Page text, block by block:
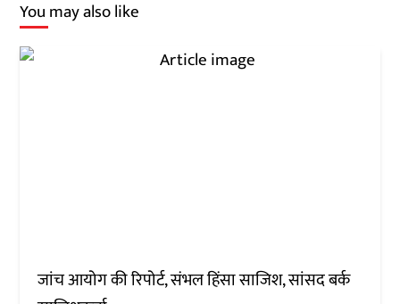
You may also like
जांच आयोग की रिपोर्ट, संभल हिंसा साजिश, सांसद बर्क